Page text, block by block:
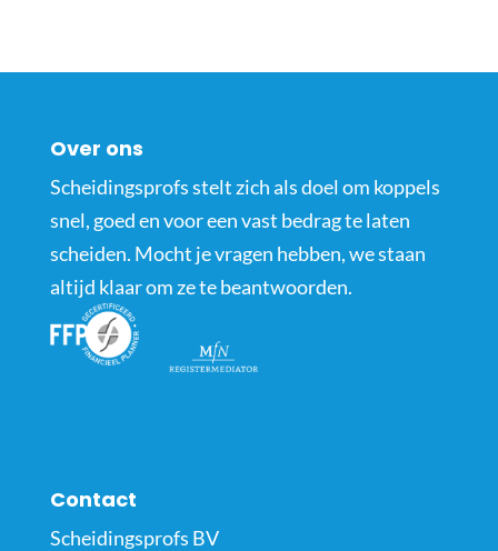
Over ons
Scheidingsprofs stelt zich als doel om koppels
snel, goed en voor een vast bedrag te laten
scheiden. Mocht je vragen hebben, we staan
altijd klaar om ze te beantwoorden.
Contact
Scheidingsprofs BV